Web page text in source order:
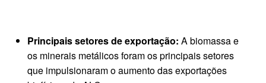
Principais setores de exportação: A biomassa e
os minerais metálicos foram os principais setores
que impulsionaram o aumento das exportações